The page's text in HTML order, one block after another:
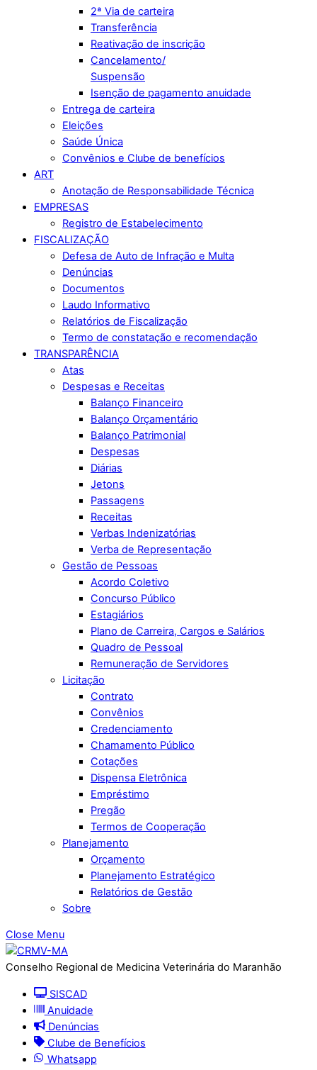
2ª Via de carteira
Transferência
Reativação de inscrição
Cancelamento/
Suspensão
Isenção de pagamento anuidade
Entrega de carteira
Eleições
Saúde Única
Convênios e Clube de benefícios
ART
Anotação de Responsabilidade Técnica
EMPRESAS
Registro de Estabelecimento
FISCALIZAÇÃO
Defesa de Auto de Infração e Multa
Denúncias
Documentos
Laudo Informativo
Relatórios de Fiscalização
Termo de constatação e recomendação
TRANSPARÊNCIA
Atas
Despesas e Receitas
Balanço Financeiro
Balanço Orçamentário
Balanço Patrimonial
Despesas
Diárias
Jetons
Passagens
Receitas
Verbas Indenizatórias
Verba de Representação
Gestão de Pessoas
Acordo Coletivo
Concurso Público
Estagiários
Plano de Carreira, Cargos e Salários
Quadro de Pessoal
Remuneração de Servidores
Licitação
Contrato
Convênios
Credenciamento
Chamamento Público
Cotações
Dispensa Eletrônica
Empréstimo
Pregão
Termos de Cooperação
Planejamento
Orçamento
Planejamento Estratégico
Relatórios de Gestão
Sobre
Close Menu
Conselho Regional de Medicina Veterinária do Maranhão
SISCAD
Anuidade
Denúncias
Clube de Benefícios
Whatsapp